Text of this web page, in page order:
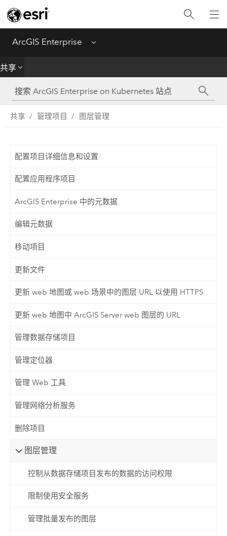
ArcGIS Enterprise Menu
共享
简介
部署
创建
分析
共享 管理项目 图层管理
配置项目详细信息和设置
配置应用程序项目
ArcGIS Enterprise 中的元数据
编辑元数据
移动项目
更新文件
更新 web 地图或 web 场景中的图层 URL 以使用 HTTPS
更新 web 地图中 ArcGIS Server web 图层的 URL
管理数据存储项目
管理定位器
管理 Web 工具
管理网络分析服务
删除项目
图层管理
控制从数据存储项目发布的数据的访问权限
限制使用安全服务
管理批量发布的图层